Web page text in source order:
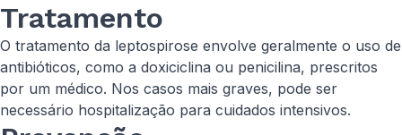
Tratamento
O tratamento da leptospirose envolve geralmente o uso de
antibióticos, como a doxiciclina ou penicilina, prescritos
por um médico. Nos casos mais graves, pode ser
necessário hospitalização para cuidados intensivos.